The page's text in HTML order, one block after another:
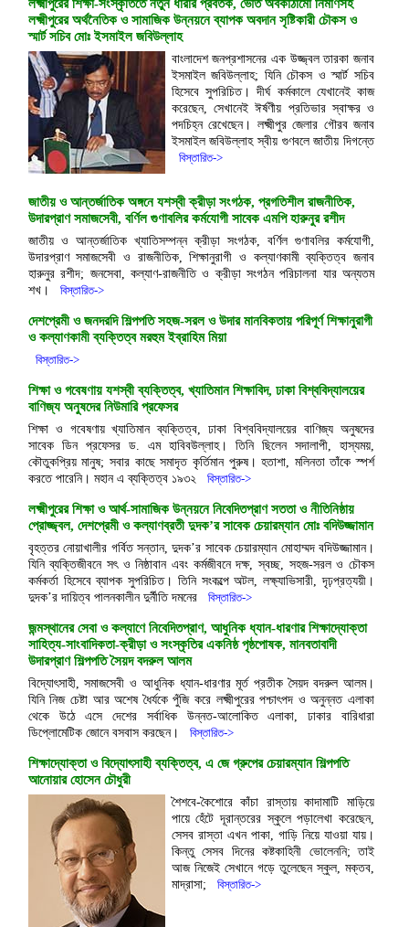
লক্ষ্মীপুরের শিক্ষা-সংস্কৃতিতে নতুন ধারার প্রবর্তক, ভৌত অবকাঠামো নির্মাণসহ
লক্ষ্মীপুরের অর্থনৈতিক ও সামাজিক উন্নয়নে ব্যাপক অবদান সৃষ্টিকারী চৌকস ও
স্মার্ট সচিব মোঃ ইসমাইল জবিউল্লাহ
বাংলাদেশ জনপ্রশাসনের এক উজ্জ্বল তারকা জনাব
ইসমাইল জবিউল্লাহ; যিনি চৌকস ও স্মার্ট সচিব
হিসেবে সুপরিচিত। দীর্ঘ কর্মকালে যেখানেই কাজ
করেছেন, সেখানেই ঈর্ষণীয় প্রতিভার স্বাক্ষর ও
পদচিহ্ন রেখেছেন। লক্ষ্মীপুর জেলার গৌরব জনাব
ইসমাইল জবিউল্লাহ স্বীয় গুণবলে জাতীয় দিগন্তে
বিস্তারিত->
জাতীয় ও আন্তর্জাতিক অঙ্গনে যশস্বী ক্রীড়া সংগঠক, প্রগতিশীল রাজনীতিক,
উদারপ্রাণ সমাজসেবী, বর্ণিল গুণাবলির কর্মযোগী সাবেক এমপি হারুনুর রশীদ
জাতীয় ও আন্তর্জাতিক খ্যাতিসম্পন্ন ক্রীড়া সংগঠক, বর্ণিল গুণাবলির কর্মযোগী,
উদারপ্রাণ সমাজসেবী ও রাজনীতিক, শিক্ষানুরাগী ও কল্যাণকামী ব্যক্তিত্ব জনাব
হারুনুর রশীদ; জনসেবা, কল্যাণ-রাজনীতি ও ক্রীড়া সংগঠন পরিচালনা যার অন্যতম
শখ। বিস্তারিত->
দেশপ্রেমী ও জনদরদি শিল্পপতি সহজ-সরল ও উদার মানবিকতায় পরিপূর্ণ শিক্ষানুরাগী
ও কল্যাণকামী ব্যক্তিত্ব মরহুম ইব্রাহিম মিয়া
বিস্তারিত->
শিক্ষা ও গবেষণায় যশস্বী ব্যক্তিত্ব, খ্যাতিমান শিক্ষাবিদ, ঢাকা বিশ্ববিদ্যালয়ের
বাণিজ্য অনুষদের নিউমারি প্রফেসর
শিক্ষা ও গবেষণায় খ্যাতিমান ব্যক্তিত্ব, ঢাকা বিশ্ববিদ্যালয়ের বাণিজ্য অনুষদের
সাবেক ডিন প্রফেসর ড. এম হাবিবউল্লাহ। তিনি ছিলেন সদালাপী, হাস্যময়,
কৌতুকপ্রিয় মানুষ; সবার কাছে সমাদৃত কৃর্তিমান পুরুষ। হতাশা, মলিনতা তাঁকে স্পর্শ
করতে পারেনি। মহান এ ব্যক্তিত্ব ১৯৩২ বিস্তারিত->
লক্ষ্মীপুরের শিক্ষা ও আর্থ-সামাজিক উন্নয়নে নিবেদিতপ্রাণ সততা ও নীতিনিষ্ঠায়
প্রোজ্জ্বল, দেশপ্রেমী ও কল্যাণব্রতী দুদক’র সাবেক চেয়ারম্যান মোঃ বদিউজ্জামান
বৃহত্তর নোয়াখালীর গর্বিত সন্তান, দুদক’র সাবেক চেয়ারম্যান মোহাম্মদ বদিউজ্জামান।
যিনি ব্যক্তিজীবনে সৎ ও নিষ্ঠাবান এবং কর্মজীবনে দক্ষ, স্বচ্ছ, সহজ-সরল ও চৌকস
কর্মকর্তা হিসেবে ব্যাপক সুপরিচিত। তিনি সংকল্পে অটল, লক্ষ্যাভিসারী, দৃঢ়প্রত্যয়ী।
দুদক’র দায়িত্ব পালনকালীন দুর্নীতি দমনের বিস্তারিত->
জন্মস্থানের সেবা ও কল্যাণে নিবেদিতপ্রাণ, আধুনিক ধ্যান-ধারণার শিক্ষাদ্যোক্তা
সাহিত্য-সাংবাদিকতা-ক্রীড়া ও সংস্কৃতির একনিষ্ঠ পৃষ্ঠপোষক, মানবতাবাদী
উদারপ্রাণ শিল্পপতি সৈয়দ বদরুল আলম
বিদ্যোৎসাহী, সমাজসেবী ও আধুনিক ধ্যান-ধারণার মূর্ত প্রতীক সৈয়দ বদরুল আলম।
যিনি নিজ চেষ্টা আর অশেষ ধৈর্যকে পুঁজি করে লক্ষ্মীপুরের পশ্চাৎপদ ও অনুন্নত এলাকা
থেকে উঠে এসে দেশের সর্বাধিক উন্নত-আলোকিত এলাকা, ঢাকার বারিধারা
ডিপ্লোমেটিক জোনে বসবাস করছেন। বিস্তারিত->
শিক্ষাদ্যোক্তা ও বিদ্যোৎসাহী ব্যক্তিত্ব, এ জে গ্রুপের চেয়ারম্যান শিল্পপতি
আনোয়ার হোসেন চৌধুরী
শৈশবে-কৈশোরে কাঁচা রাস্তায় কাদামাটি মাড়িয়ে
পায়ে হেঁটে দূরান্তরের স্কুলে পড়ালেখা করেছেন,
সেসব রাস্তা এখন পাকা, গাড়ি নিয়ে যাওয়া যায়।
কিন্তু সেসব দিনের কষ্টকাহিনী ভোলেননি; তাই
আজ নিজেই সেখানে গড়ে তুলেছেন স্কুল, মক্তব,
মাদ্রাসা; বিস্তারিত->